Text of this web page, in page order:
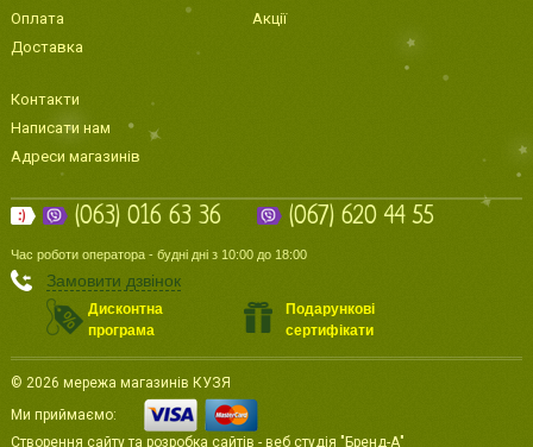
Оплата
Доставка
Акції
Контакти
Написати нам
Адреси магазинів
(063) 016 63 36 (067) 620 44 55
Час роботи оператора - будні дні з 10:00 до 18:00
Замовити дзвінок
Дисконтна
програма
Подарункові
сертифікати
© 2026 мережа магазинів КУЗЯ
Ми приймаємо:
Створення сайтута розробка сайтів - веб студія "Бренд-А"